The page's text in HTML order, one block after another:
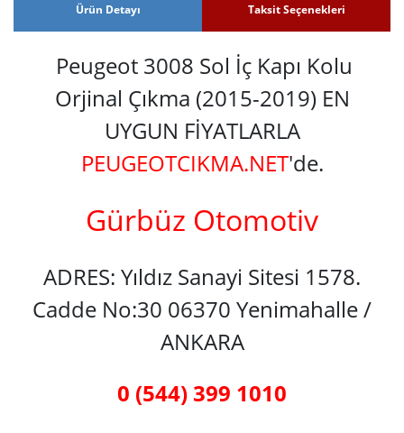
Ürün Detayı Taksit Seçenekleri
Peugeot 3008 Sol İç Kapı Kolu
Orjinal Çıkma (2015-2019) EN
UYGUN FİYATLARLA
PEUGEOTCIKMA.NET'de.
Gürbüz Otomotiv
ADRES: Yıldız Sanayi Sitesi 1578.
Cadde No:30 06370 Yenimahalle /
ANKARA
0 (544) 399 1010